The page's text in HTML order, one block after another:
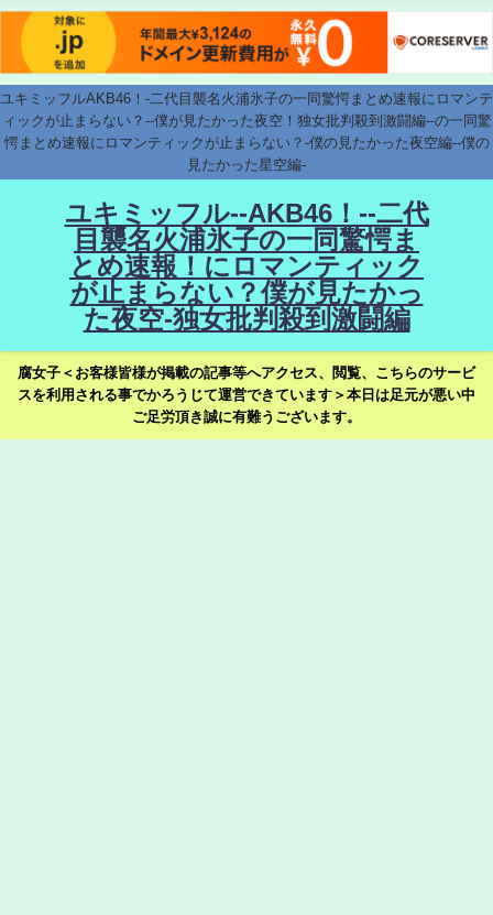
ユキミッフルAKB46！-二代目襲名火浦氷子の一同驚愕まとめ速報にロマンテ
ィックが止まらない？--僕が見たかった夜空！独女批判殺到激闘編--の一同驚
愕まとめ速報にロマンティックが止まらない？-僕の見たかった夜空編--僕の
見たかった星空編-
ユキミッフル--AKB46！--二代
目襲名火浦氷子の一同驚愕ま
とめ速報！にロマンティック
が止まらない？僕が見たかっ
た夜空-独女批判殺到激闘編
腐女子＜お客様皆様が掲載の記事等へアクセス、閲覧、こちらのサービ
スを利用される事でかろうじて運営できています＞本日は足元が悪い中
ご足労頂き誠に有難うございます。